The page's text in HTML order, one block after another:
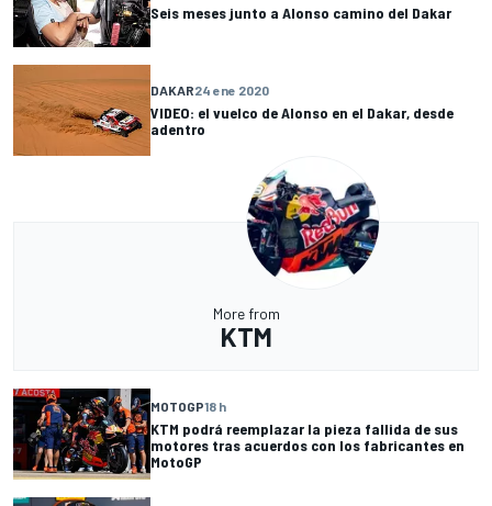
Seis meses junto a Alonso camino del Dakar
DAKAR24 ene 2020
VIDEO: el vuelco de Alonso en el Dakar, desde
adentro
More from
KTM
MOTOGP18 h
KTM podrá reemplazar la pieza fallida de sus
motores tras acuerdos con los fabricantes en
MotoGP